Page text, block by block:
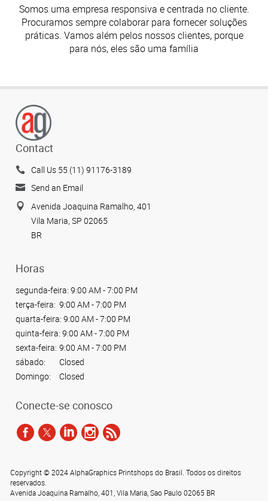
Somos uma empresa responsiva e centrada no cliente.
Procuramos sempre colaborar para fornecer soluções
práticas. Vamos além pelos nossos clientes, porque
para nós, eles são uma família
Contact
Call Us 55 (11) 91176-3189
Send an Email
Avenida Joaquina Ramalho, 401
Vila Maria, SP 02065
BR
Horas
segunda-feira: 9:00 AM - 7:00 PM
terça-feira: 9:00 AM - 7:00 PM
quarta-feira: 9:00 AM - 7:00 PM
quinta-feira: 9:00 AM - 7:00 PM
sexta-feira: 9:00 AM - 7:00 PM
sábado:
Closed
Domingo:
Closed
Conecte-se conosco
Copyright © 2024 AlphaGraphics Printshops do Brasil. Todos os direitos
reservados.
Avenida Joaquina Ramalho, 401,Vila Maria,Sao Paulo02065 BR